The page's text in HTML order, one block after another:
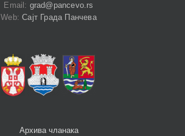
Email: grad@pancevo.rs
Web:Сајт Града Панчева
Архива чланака